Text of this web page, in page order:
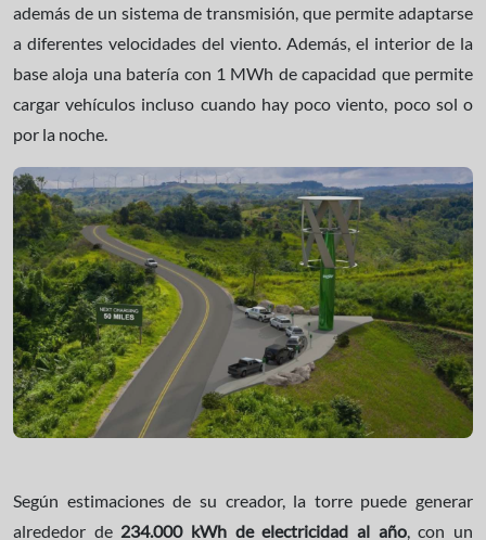
además de un sistema de transmisión, que permite adaptarse
a diferentes velocidades del viento. Además, el interior de la
base aloja una batería con 1 MWh de capacidad que permite
cargar vehículos incluso cuando hay poco viento, poco sol o
por la noche.
Según estimaciones de su creador, la torre puede generar
alrededor de 234.000 kWh de electricidad al año, con un